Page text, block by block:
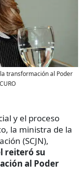
transformación al Poder
y el proceso
la ministra de la
(SCJN),
reiteró su
al Poder